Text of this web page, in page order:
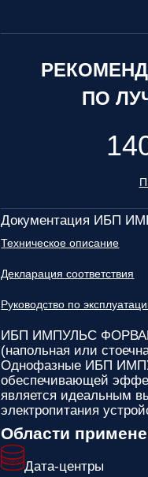
ПО
Документация ИБП
Техническое описание
Декларация соответствия
Руководство по
ИБП ИМПУЛЬС
(напольная или
Однофазные ИБП
обеспечивающей
является идеальным
электропитания
Области
Дата-центры